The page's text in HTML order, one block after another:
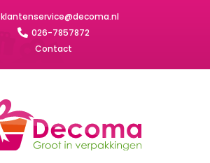
klantenservice@decoma.nl
026-7857872
Contact